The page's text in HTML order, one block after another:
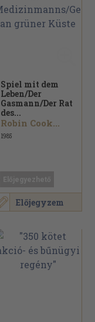
Előjegyzem
Spiel mit dem
Leben/Der
Gasmann/Der Rat
des...
Robin Cook...
1985